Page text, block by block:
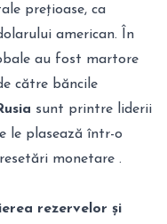
prețioase, ca
american. În
au fost martore
către băncile
sunt printre liderii
le plasează într-o
monetare .
rezervelor și